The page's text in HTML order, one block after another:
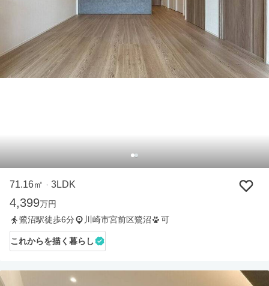
71.16㎡ ・ 3LDK
4,399万円
鷺沼駅徒歩6分
川崎市宮前区鷺沼 可
これからを描く暮らし